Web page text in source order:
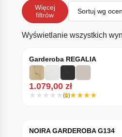
Więcej
filtrów
Sortuj
Wyświetlanie wszystkich
Garderoba REGALIA
1.079,00 zł
(1)
NOIRA GARDEROBA G134